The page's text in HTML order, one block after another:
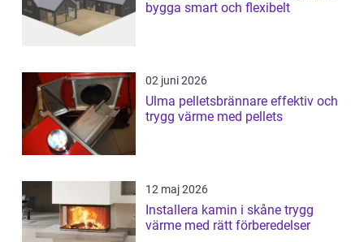
bygga smart och flexibelt
02 juni 2026
Ulma pelletsbrännare effektiv och
trygg värme med pellets
12 maj 2026
Installera kamin i skåne trygg
värme med rätt förberedelser